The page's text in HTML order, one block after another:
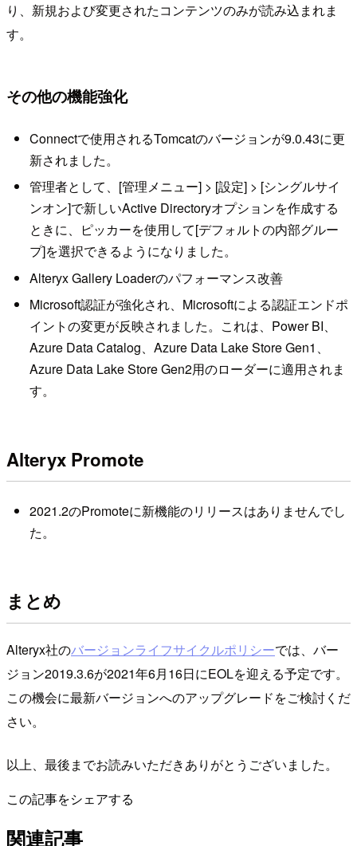
り、新規および変更されたコンテンツのみが読み込まれま
す。
その他の機能強化
Connectで使用されるTomcatのバージョンが9.0.43に更
新されました。
管理者として、[管理メニュー] > [設定] > [シングルサイ
ンオン]で新しいActive Directoryオプションを作成する
ときに、ピッカーを使用して[デフォルトの内部グルー
プ]を選択できるようになりました。
Alteryx Gallery Loaderのパフォーマンス改善
Microsoft認証が強化され、Microsoftによる認証エンドポ
イントの変更が反映されました。これは、Power BI、
Azure Data Catalog、Azure Data Lake Store Gen1、
Azure Data Lake Store Gen2用のローダーに適用されま
す。
Alteryx Promote
2021.2のPromoteに新機能のリリースはありませんでし
た。
まとめ
Alteryx社のバージョンライフサイクルポリシーでは、バー
ジョン2019.3.6が2021年6月16日にEOLを迎える予定です。
この機会に最新バージョンへのアップグレードをご検討くだ
さい。
以上、最後までお読みいただきありがとうございました。
この記事をシェアする
関連記事